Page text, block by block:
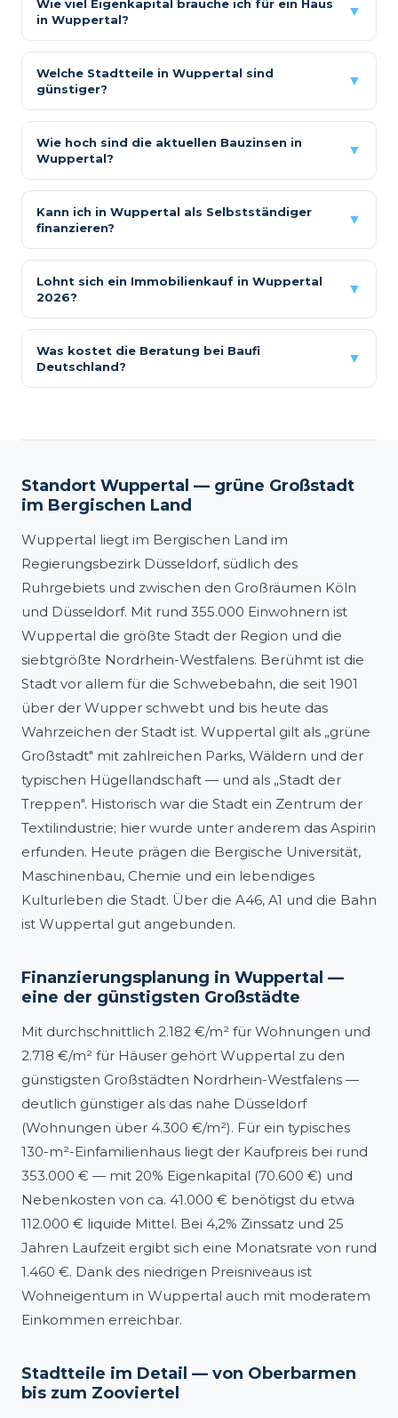
Wie viel Eigenkapital brauche ich für ein Haus
in Wuppertal?
▼
Welche Stadtteile in Wuppertal sind
günstiger?
▼
Wie hoch sind die aktuellen Bauzinsen in
Wuppertal?
▼
Kann ich in Wuppertal als Selbstständiger
finanzieren?
▼
Lohnt sich ein Immobilienkauf in Wuppertal
2026?
▼
Was kostet die Beratung bei Baufi
Deutschland?
▼
Standort Wuppertal — grüne Großstadt
im Bergischen Land
Wuppertal liegt im Bergischen Land im
Regierungsbezirk Düsseldorf, südlich des
Ruhrgebiets und zwischen den Großräumen Köln
und Düsseldorf. Mit rund 355.000 Einwohnern ist
Wuppertal die größte Stadt der Region und die
siebtgrößte Nordrhein-Westfalens. Berühmt ist die
Stadt vor allem für die Schwebebahn, die seit 1901
über der Wupper schwebt und bis heute das
Wahrzeichen der Stadt ist. Wuppertal gilt als „grüne
Großstadt" mit zahlreichen Parks, Wäldern und der
typischen Hügellandschaft — und als „Stadt der
Treppen". Historisch war die Stadt ein Zentrum der
Textilindustrie; hier wurde unter anderem das Aspirin
erfunden. Heute prägen die Bergische Universität,
Maschinenbau, Chemie und ein lebendiges
Kulturleben die Stadt. Über die A46, A1 und die Bahn
ist Wuppertal gut angebunden.
Finanzierungsplanung in Wuppertal —
eine der günstigsten Großstädte
Mit durchschnittlich 2.182 €/m² für Wohnungen und
2.718 €/m² für Häuser gehört Wuppertal zu den
günstigsten Großstädten Nordrhein-Westfalens —
deutlich günstiger als das nahe Düsseldorf
(Wohnungen über 4.300 €/m²). Für ein typisches
130-m²-Einfamilienhaus liegt der Kaufpreis bei rund
353.000 € — mit 20% Eigenkapital (70.600 €) und
Nebenkosten von ca. 41.000 € benötigst du etwa
112.000 € liquide Mittel. Bei 4,2% Zinssatz und 25
Jahren Laufzeit ergibt sich eine Monatsrate von rund
1.460 €. Dank des niedrigen Preisniveaus ist
Wohneigentum in Wuppertal auch mit moderatem
Einkommen erreichbar.
Stadtteile im Detail — von Oberbarmen
bis zum Zooviertel